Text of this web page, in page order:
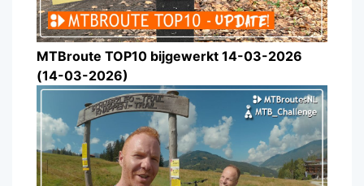
MTBroute TOP10 bijgewerkt 14-03-2026
(14-03-2026)